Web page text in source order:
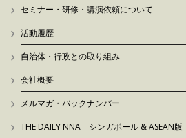
セミナー・研修・講演依頼について
活動履歴
自治体・行政との取り組み
会社概要
メルマガ・バックナンバー
THE DAILY NNA シンガポール & ASEAN版